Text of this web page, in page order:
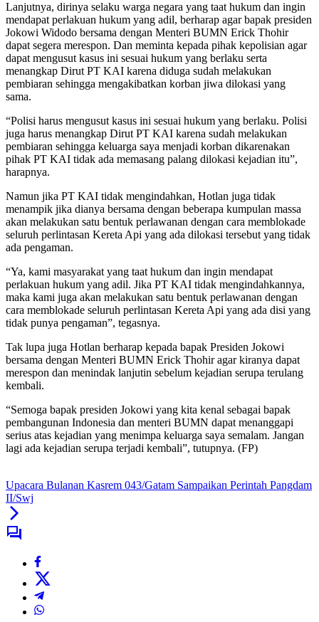
Lanjutnya, dirinya selaku warga negara yang taat hukum dan ingin
mendapat perlakuan hukum yang adil, berharap agar bapak presiden
Jokowi Widodo bersama dengan Menteri BUMN Erick Thohir
dapat segera merespon. Dan meminta kepada pihak kepolisian agar
dapat mengusut kasus ini sesuai hukum yang berlaku serta
menangkap Dirut PT KAI karena diduga sudah melakukan
pembiaran sehingga mengakibatkan korban jiwa dilokasi yang
sama.
“Polisi harus mengusut kasus ini sesuai hukum yang berlaku. Polisi
juga harus menangkap Dirut PT KAI karena sudah melakukan
pembiaran sehingga keluarga saya menjadi korban dikarenakan
pihak PT KAI tidak ada memasang palang dilokasi kejadian itu”,
harapnya.
Namun jika PT KAI tidak mengindahkan, Hotlan juga tidak
menampik jika dianya bersama dengan beberapa kumpulan massa
akan melakukan satu bentuk perlawanan dengan cara memblokade
seluruh perlintasan Kereta Api yang ada dilokasi tersebut yang tidak
ada pengaman.
“Ya, kami masyarakat yang taat hukum dan ingin mendapat
perlakuan hukum yang adil. Jika PT KAI tidak mengindahkannya,
maka kami juga akan melakukan satu bentuk perlawanan dengan
cara memblokade seluruh perlintasan Kereta Api yang ada disi yang
tidak punya pengaman”, tegasnya.
Tak lupa juga Hotlan berharap kepada bapak Presiden Jokowi
bersama dengan Menteri BUMN Erick Thohir agar kiranya dapat
merespon dan menindak lanjutin sebelum kejadian serupa terulang
kembali.
“Semoga bapak presiden Jokowi yang kita kenal sebagai bapak
pembangunan Indonesia dan menteri BUMN dapat menanggapi
serius atas kejadian yang menimpa keluarga saya semalam. Jangan
lagi ada kejadian serupa terjadi kembali”, tutupnya. (FP)
Upacara Bulanan Kasrem 043/Gatam Sampaikan Perintah Pangdam
II/Swj